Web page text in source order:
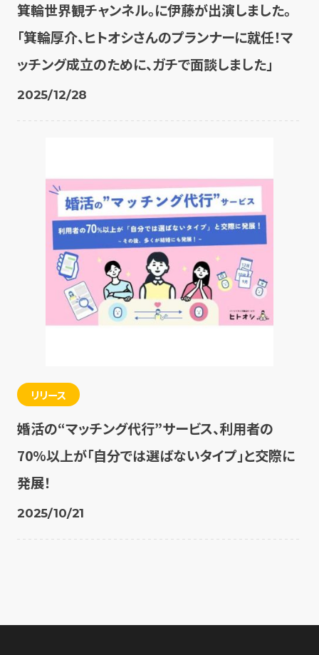
箕輪世界観チャンネル。に伊藤が出演しました。
「箕輪厚介、ヒトオシさんのプランナーに就任！マ
ッチング成立のために、ガチで面談しました」
2025/12/28
リリース
婚活の“マッチング代行”サービス、利用者の
70%以上が「自分では選ばないタイプ」と交際に
発展！
2025/10/21